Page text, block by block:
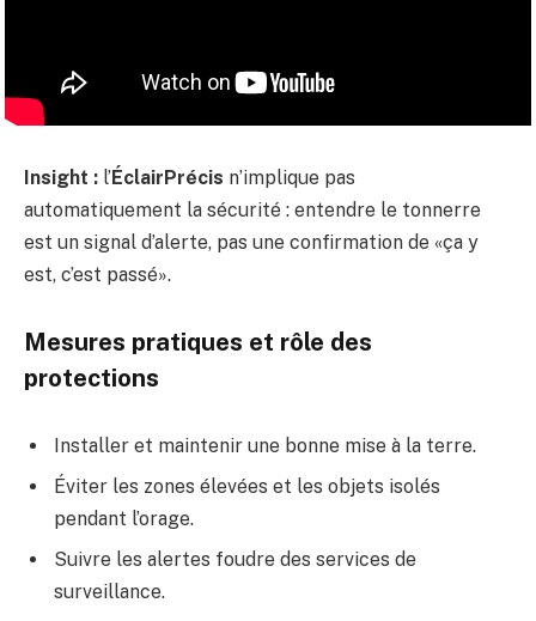
Insight : l’ÉclairPrécis n’implique pas
automatiquement la sécurité : entendre le tonnerre
est un signal d’alerte, pas une confirmation de «ça y
est, c’est passé».
Mesures pratiques et rôle des
protections
Installer et maintenir une bonne mise à la terre.
Éviter les zones élevées et les objets isolés
pendant l’orage.
Suivre les alertes foudre des services de
surveillance.